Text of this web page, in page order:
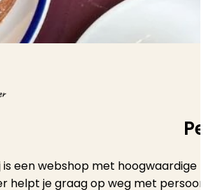
is een webshop met
helpt je graag op weg met